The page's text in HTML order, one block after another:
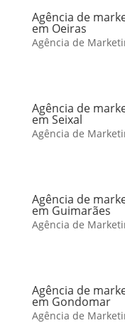
Agência de
em Oeiras
Agência de
Agência de
em Seixal
Agência de
Agência de
em Guimarães
Agência de
Agência de
em Gondomar
Agência de